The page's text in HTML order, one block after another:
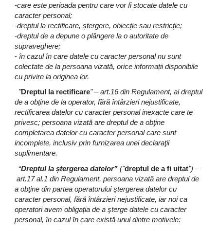
-care este perioada pentru care vor fi stocate datele cu
caracter personal;
-dreptul la rectificare, ștergere, obiecție sau restricție;
-dreptul de a depune o plângere la o autoritate de
supraveghere;
- în cazul în care datele cu caracter personal nu sunt
colectate de la persoana vizată, orice informații disponibile
cu privire la originea lor.
"Dreptul la rectificare" – art.16 din Regulament, ai dreptul
de a obţine de la operator, fără întârzieri nejustificate,
rectificarea datelor cu caracter personal inexacte care te
privesc; persoana vizată are dreptul de a obţine
completarea datelor cu caracter personal care sunt
incomplete, inclusiv prin furnizarea unei declaraţii
suplimentare.
“Dreptul la ștergerea datelor” ("dreptul de a fi uitat") –
art.17 al.1 din Regulament, persoana vizată are dreptul de
a obţine din partea operatorului ştergerea datelor cu
caracter personal, fără întârzieri nejustificate, iar noi ca
operatori avem obligaţia de a şterge datele cu caracter
personal, în cazul în care există unul dintre motivele: